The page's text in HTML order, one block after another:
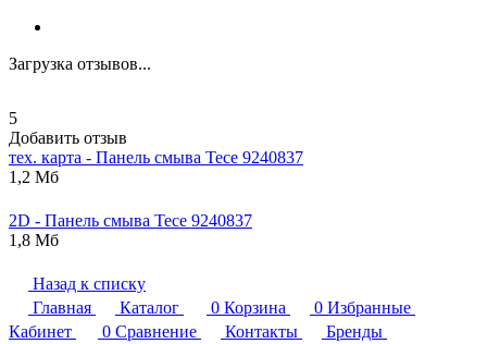
Загрузка отзывов...
5
Добавить отзыв
тех. карта - Панель смыва Tece 9240837
1,2 Мб
2D - Панель смыва Tece 9240837
1,8 Мб
Назад к списку
Главная
Каталог 0 Корзина 0 Избранные
Кабинет
0 Сравнение Контакты
Бренды